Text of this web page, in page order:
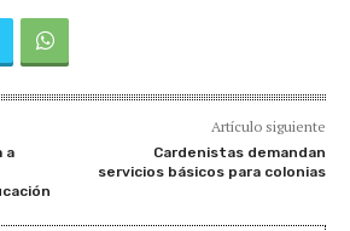
a
Artículo siguiente
Cardenistas demandan
servicios básicos para colonias